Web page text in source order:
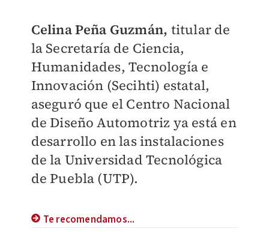
Celina Peña Guzmán, titular de
la Secretaría de Ciencia,
Humanidades, Tecnología e
Innovación (Secihti) estatal,
aseguró que el Centro Nacional
de Diseño Automotriz ya está en
desarrollo en las instalaciones
de la Universidad Tecnológica
de Puebla (UTP).
Te recomendamos...